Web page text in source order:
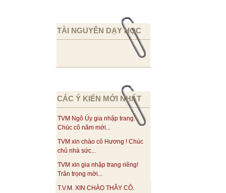
TÀI NGUYÊN DẠY HỌC
CÁC Ý KIẾN MỚI NHẤT
TVM Ngô Úy gia nhập trang.
Chúc cô năm mới...
TVM xin chào cô Hương ! Chúc
chủ nhà sức...
TVM xin gia nhập trang riêng!
Trân trọng mời...
T.V.M. XIN CHÀO THẦY CÔ.